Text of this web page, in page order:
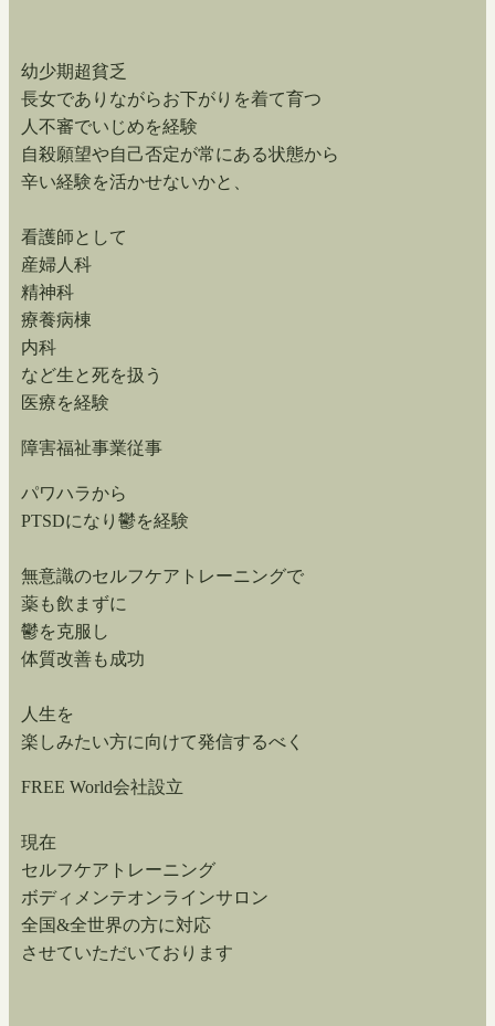
幼少期超貧乏
長女でありながらお下がりを着て育つ
人不審でいじめを経験
自殺願望や自己否定が常にある状態から
辛い経験を活かせないかと、
看護師として
産婦人科
精神科
療養病棟
内科
など生と死を扱う
医療を経験
障害福祉事業従事
パワハラから
PTSDになり鬱を経験
無意識のセルフケアトレーニングで
薬も飲まずに
鬱を克服し
体質改善も成功
人生を
楽しみたい方に向けて発信するべく
FREE World会社設立
現在
セルフケアトレーニング
ボディメンテオンラインサロン
全国&全世界の方に対応
させていただいております